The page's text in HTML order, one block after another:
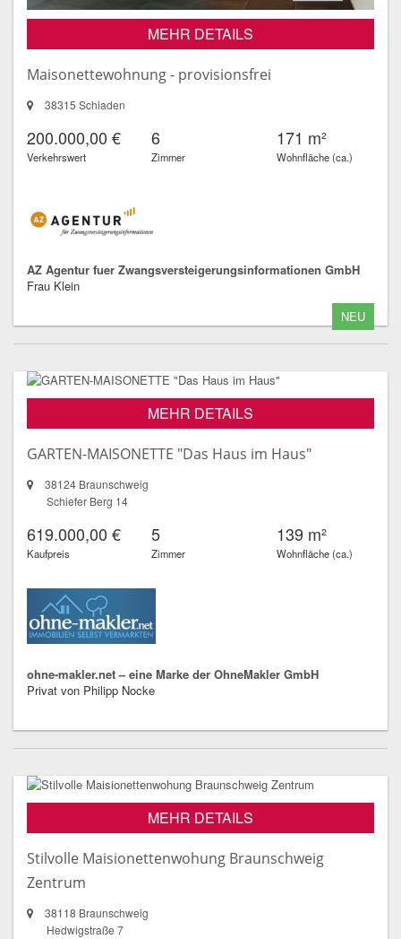
MEHR DETAILS
Maisonettewohnung - provisionsfrei
38315 Schladen
200.000,00 €
Verkehrswert
6
Zimmer
171 m²
Wohnfläche (ca.)
AZ Agentur fuer Zwangsversteigerungsinformationen GmbH
Frau Klein
NEU
MEHR DETAILS
GARTEN-MAISONETTE "Das Haus im Haus"
38124 Braunschweig
Schiefer Berg 14
619.000,00 €
Kaufpreis
5
Zimmer
139 m²
Wohnfläche (ca.)
ohne-makler.net – eine Marke der OhneMakler GmbH
Privat von Philipp Nocke
MEHR DETAILS
Stilvolle Maisionettenwohung Braunschweig
Zentrum
38118 Braunschweig
Hedwigstraße 7